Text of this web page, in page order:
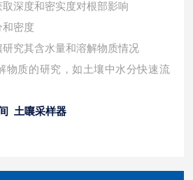
深度和密实度对根部影响
和密度
究其含水量和溶解物质情况
物质的研究，如土壤中水分快速流
土嚷采样器